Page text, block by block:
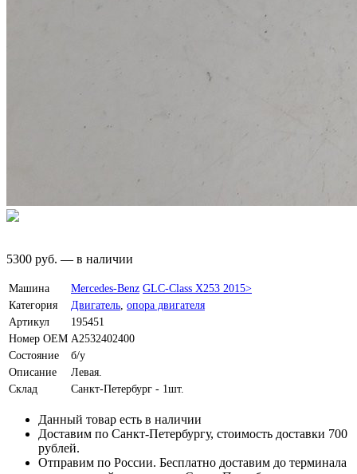
5300 руб. — в наличии
Машина Mercedes-Benz GLC-Class X253 2015>
Категория
Двигатель опора двигателя
Артикул
195451
Номер OEM A2532402400
Состояние
б/у
Описание
Левая.
Склад
Санкт-Петербург - 1шт.
Данный товар есть в наличии
Доставим по Санкт-Петербургу, стоимость доставки 700
рублей.
Отправим по России. Бесплатно доставим до терминала